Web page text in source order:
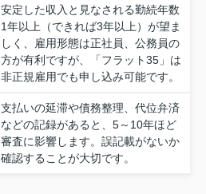
安定した収入と見なされる勤続年数
1年以上（できれば3年以上）が望ま
しく、雇用形態は正社員、公務員の
方が有利ですが、「フラット35」は
非正規雇用でも申し込み可能です。
支払いの延滞や債務整理、代位弁済
などの記録があると、5～10年ほど
審査に影響します。誤記載がないか
確認することが大切です。